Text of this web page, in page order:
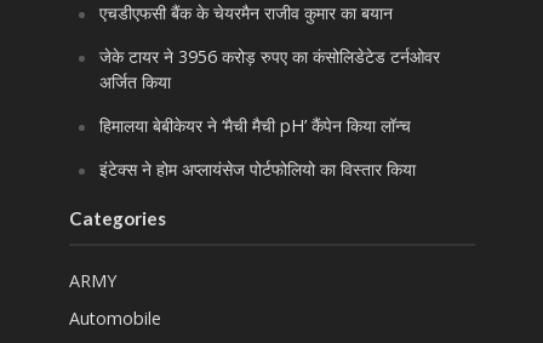
एचडीएफसी बैंक के चेयरमैन राजीव कुमार का बयान
जेके टायर ने 3956 करोड़ रुपए का कंसोलिडेटेड टर्नओवर
अर्जित किया
हिमालया बेबीकेयर ने ‘मैची मैची pH’ कैंपेन किया लॉन्च
इंटेक्स ने होम अप्लायंसेज पोर्टफोलियो का विस्तार किया
Categories
ARMY
Automobile